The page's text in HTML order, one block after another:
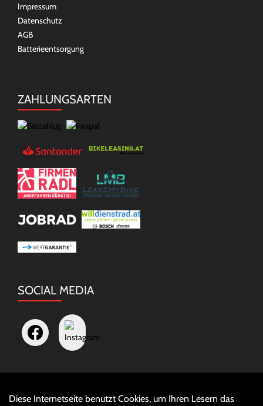
Impressum
Datenschutz
AGB
Batterieentsorgung
ZAHLUNGSARTEN
SOCIAL MEDIA
Diese Internetseite benutzt Cookies, um Ihren Lesern das
Auftrag widerrufen